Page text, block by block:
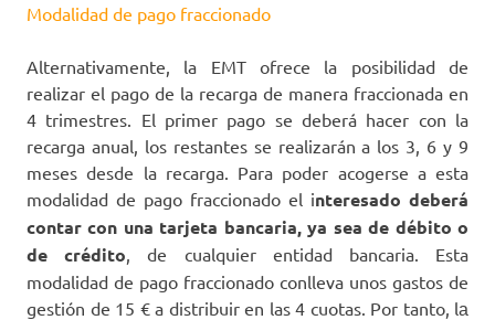
Modalidad de pago fraccionado
Alternativamente, la EMT ofrece la posibilidad de
realizar el pago de la recarga de manera fraccionada en
4 trimestres. El primer pago se deberá hacer con la
recarga anual, los restantes se realizarán a los 3, 6 y 9
meses desde la recarga. Para poder acogerse a esta
modalidad de pago fraccionado el interesado deberá
contar con una tarjeta bancaria, ya sea de débito o
de crédito , de cualquier entidad bancaria.
Esta
modalidad de pago fraccionado conlleva unos gastos de
gestión de 15 € a distribuir en las 4 cuotas. Por tanto, la